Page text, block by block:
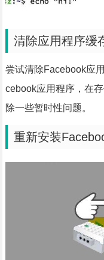
清除应用程序缓
尝试清除Facebook应
cebook应用程序，在
除一些暂时性问题。
重新安装